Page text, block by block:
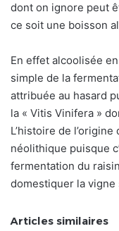
dont on ignore peut
ce soit une boisson
En effet alcoolisée
simple de la
attribuée au hasard
la « Vitis Vinifera »
L’histoire de
néolithique puisque
fermentation du
domestiquer la vigne
Articles similaires